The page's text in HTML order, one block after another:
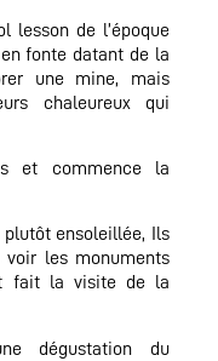
lesson de l’époque
fonte datant de la
une mine, mais
chaleureux qui
et commence la
ensoleillée, Ils
les monuments
fait la visite de la
dégustation du